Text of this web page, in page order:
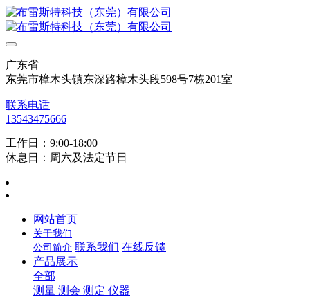
广东省
东莞市樟木头镇东深路樟木头段598号7栋201室
联系电话
13543475666
工作日：9:00-18:00
休息日：周六及法定节日
网站首页
关于我们
公司简介 联系我们 在线反馈
产品展示
全部
测量 测会 测定 仪器